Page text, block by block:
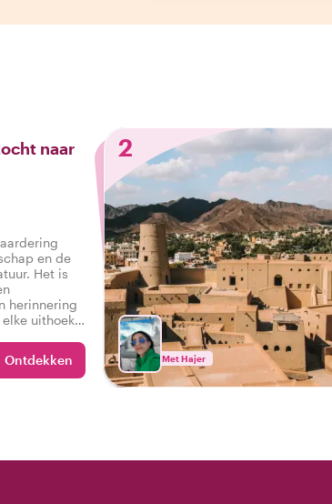
naar
en de
Het is
herinnering
uithoek
Ontdekken
2
Met Hajer